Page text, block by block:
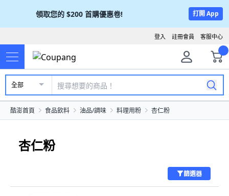
領取您的 $200 首購優惠卷! 打開 App
客服中心
註冊會員
登入
全部
酷澎首頁 食品飲料 油品/調味 料理用粉 杏仁粉
杏仁粉
篩選器